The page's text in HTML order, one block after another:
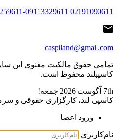
02191090611 09120259611-09113329611
caspiland@gmail.com
تمامی حقوق مالکیت معنوی این
کاسپیلند محفوظ است.
7th آگوست 2026
جمعه!
کاسپی لند، کارگزاری حقوقی و
ورود اعضا
نام‌کاربری